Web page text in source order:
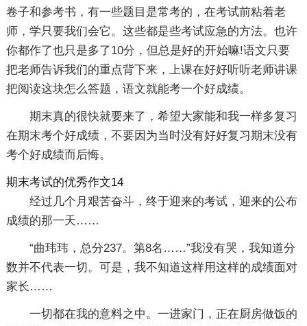
卷子和参考书，有一些题目是常考的，在考试前粘着老
师，学只要我们会它。这些都是些考试应急的方法。也许
你都作了也只是多了10分，但总是好的开始嘛!语文只要
把老师告诉我们的重点背下来，上课在好好听听老师讲课
把阅读这块怎么答题，语文就能考一个好成绩。
期末真的很快就要来了，希望大家能和我一样多复习
在期末考个好成绩，不要因为当时没有好好复习期末没有
考个好成绩而后悔。
期末考试的优秀作文14
经过几个月艰苦奋斗，终于迎来的考试，迎来的公布
成绩的那一天……
“曲玮玮，总分237。第8名……”我没有哭，我知道分
数并不代表一切。可是，我不知道这样用这样的成绩面对
家长……
一切都在我的意料之中。一进家门，正在厨房做饭的